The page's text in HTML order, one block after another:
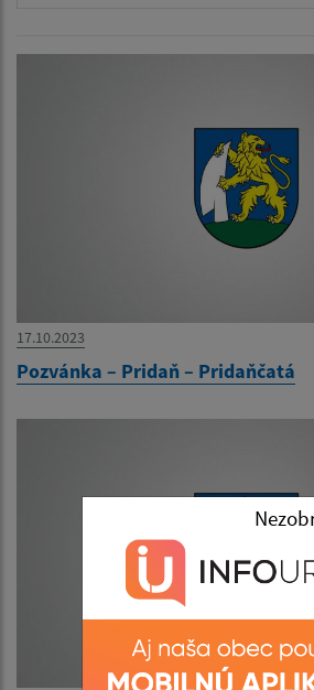
17.10.2023
Pozvánka – Pridaň – Pridaňčatá